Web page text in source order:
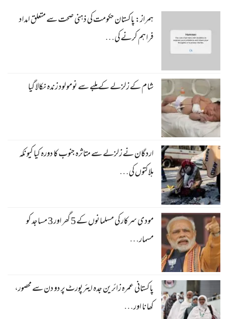
ہمراز: پاکستان حکومت کی ذہنی صحت سے متعلق امداد
فراہم کرنے کی…
شام کے زلزلے کے ملبے سے نومولود زندہ نکالا گیا
اردگان نے زلزلے سے متاثرہ جنوب کا دورہ کیا کیونکہ
ہلاکتوں کی…
مودی سرکار کی مسلمانوں کے 5 گھر اور 3 مساجد کو
مسمار…
پاکستانی عمرہ زائرین جدہ ایئرپورٹ پر دو دن سے محصور،
کھانا اور…